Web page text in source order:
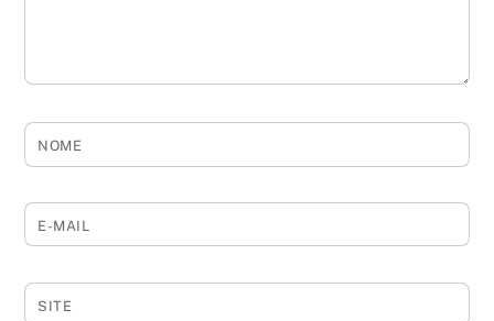
NOME
E-MAIL
SITE